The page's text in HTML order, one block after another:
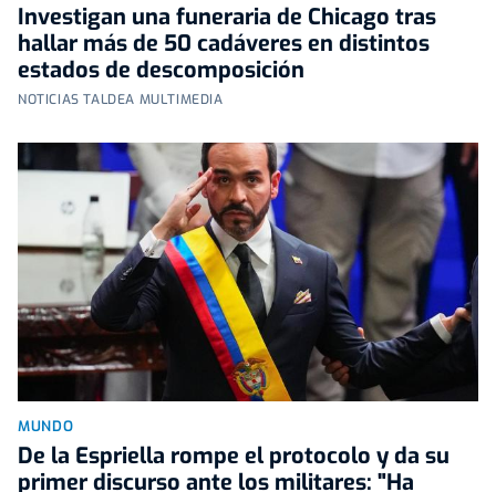
Investigan una funeraria de Chicago tras
hallar más de 50 cadáveres en distintos
estados de descomposición
NOTICIAS TALDEA MULTIMEDIA
MUNDO
De la Espriella rompe el protocolo y da su
primer discurso ante los militares: "Ha